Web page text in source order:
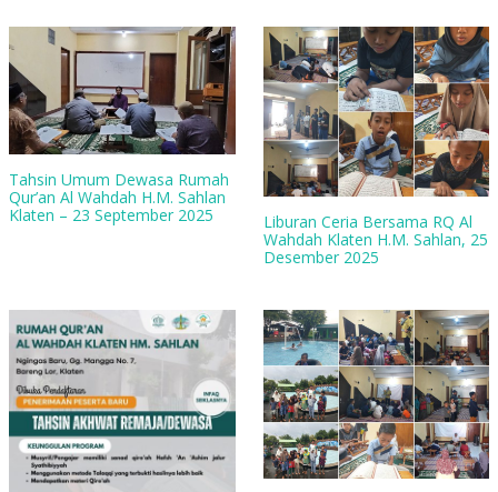
Tahsin Umum Dewasa Rumah
Qur’an Al Wahdah H.M. Sahlan
Klaten – 23 September 2025
Liburan Ceria Bersama RQ Al
Wahdah Klaten H.M. Sahlan, 25
Desember 2025